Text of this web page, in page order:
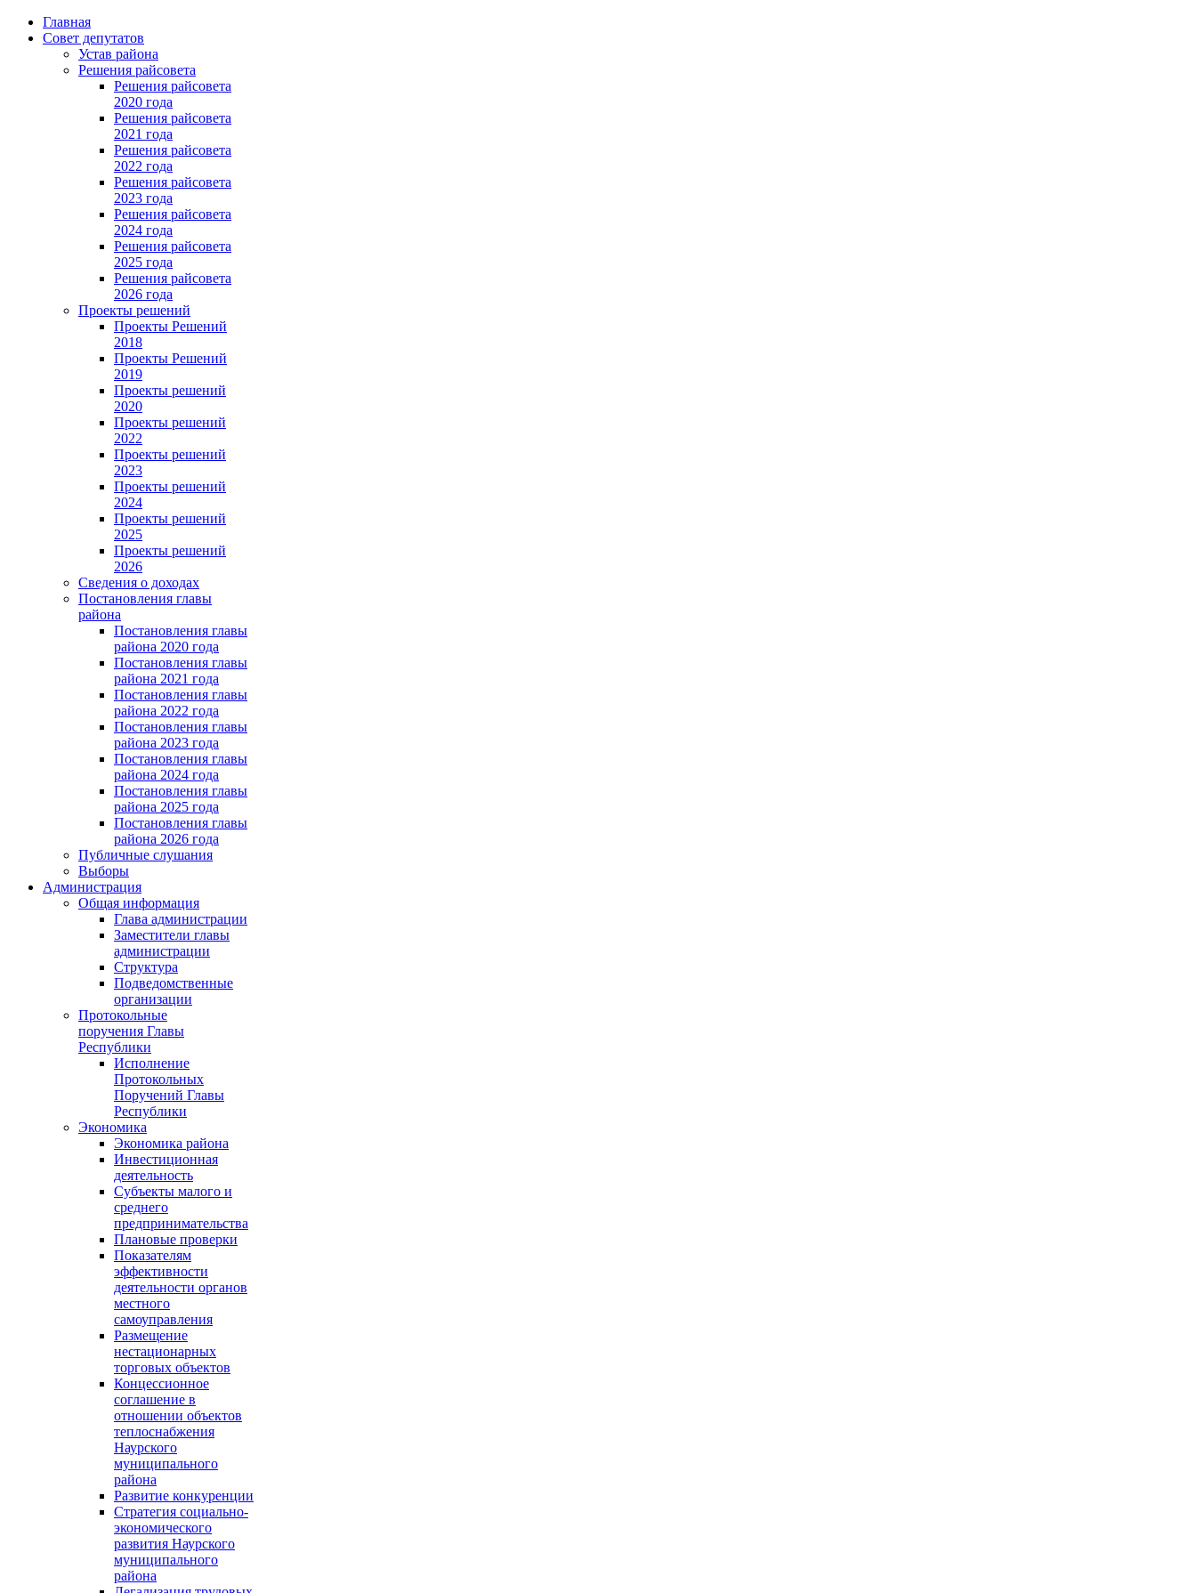
Главная
Совет депутатов
Устав района
Решения райсовета
Решения райсовета
2020 года
Решения райсовета
2021 года
Решения райсовета
2022 года
Решения райсовета
2023 года
Решения райсовета
2024 года
Решения райсовета
2025 года
Решения райсовета
2026 года
Проекты решений
Проекты Решений
2018
Проекты Решений
2019
Проекты решений
2020
Проекты решений
2022
Проекты решений
2023
Проекты решений
2024
Проекты решений
2025
Проекты решений
2026
Сведения о доходах
Постановления главы
района
Постановления главы
района 2020 года
Постановления главы
района 2021 года
Постановления главы
района 2022 года
Постановления главы
района 2023 года
Постановления главы
района 2024 года
Постановления главы
района 2025 года
Постановления главы
района 2026 года
Публичные слушания
Выборы
Администрация
Общая информация
Глава администрации
Заместители главы
администрации
Структура
Подведомственные
организации
Протокольные
поручения Главы
Республики
Исполнение
Протокольных
Поручений Главы
Республики
Экономика
Экономика района
Инвестиционная
деятельность
Субъекты малого и
среднего
предпринимательства
Плановые проверки
Показателям
эффективности
деятельности органов
местного
самоуправления
Размещение
нестационарных
торговых объектов
Концессионное
соглашение в
отношении объектов
теплоснабжения
Наурского
муниципального
района
Развитие конкуренции
Стратегия социально-
экономического
развития Наурского
муниципального
района